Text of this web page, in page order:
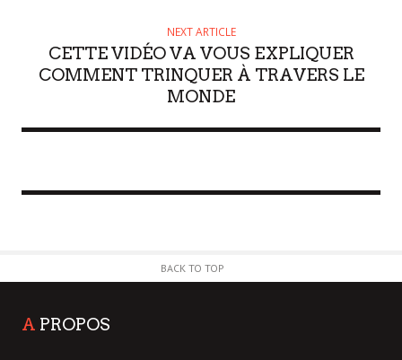
NEXT ARTICLE
CETTE VIDÉO VA VOUS EXPLIQUER
COMMENT TRINQUER À TRAVERS LE
MONDE
BACK TO TOP
A PROPOS